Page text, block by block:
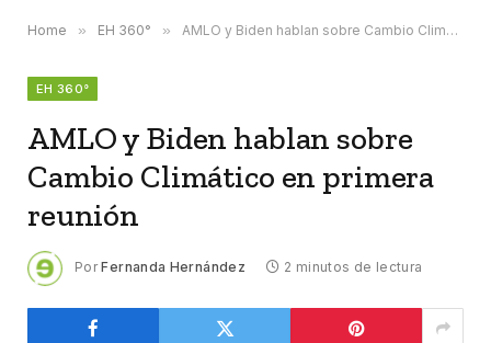
Home » EH 360° » AMLO y Biden hablan sobre Cambio Climático en primera reunión
EH 360°
AMLO y Biden hablan sobre
Cambio Climático en primera
reunión
Por Fernanda Hernández 2 minutos de lectura